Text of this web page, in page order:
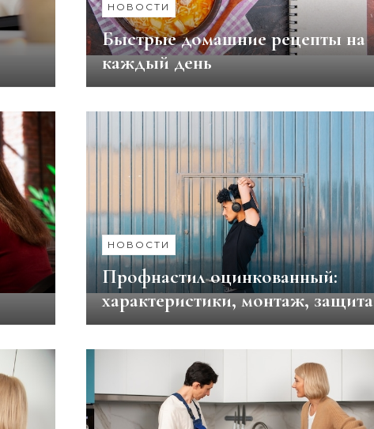
НОВОСТИ
Быстрые домашние рецепты на
каждый день
НОВОСТИ
Профнастил оцинкованный:
характеристики, монтаж, защита